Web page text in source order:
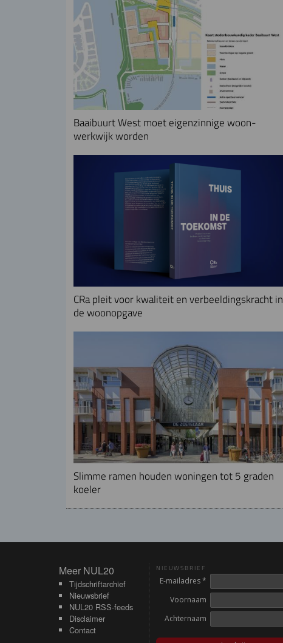
Baaibuurt West moet eigenzinnige woon-
werkwijk worden
CRa pleit voor kwaliteit en verbeeldingskracht in
de woonopgave
Slimme ramen houden woningen tot 5 graden
koeler
Meer NUL20
Meer NUL20
Tijdschriftarchief
Nieuwsbrief
NUL20 RSS-feeds
Disclaimer
Contact
NIEUWSBRIEF
E-mailadres *
Voornaam
Achternaam